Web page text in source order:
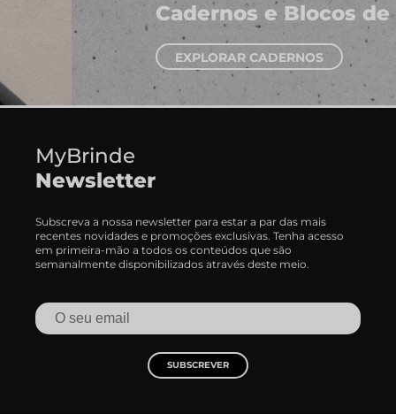
Cadernos e Blocos de Notas
EXPLORAR CADERNOS
MyBrinde
Newsletter
Subscreva a nossa newsletter para estar a par das mais
recentes novidades e promoções exclusivas. Tenha acesso
em primeira-mão a todos os conteúdos que são
semanalmente disponibilizados através deste meio.
SUBSCREVER